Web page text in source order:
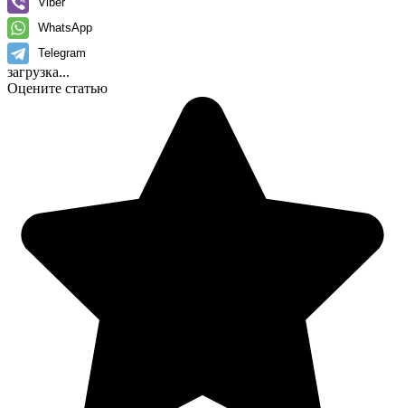
WhatsApp
Telegram
загрузка...
Оцените статью